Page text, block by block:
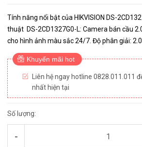
Tính năng nổi bật của HIKVISION DS-
thuật DS-2CD1327G0-L: Camera bán cầu 2.0 Megapixel ColorVu
cho hình ảnh màu sắc 24/7. Độ phân giải:
nén hình ảnh: H.265+. Độ nhạy sáng cực thấp
Khuyến mãi hot
Liên hệ ngay hotline 0828.011.011
nhất hiện tại
Số lượng:
-